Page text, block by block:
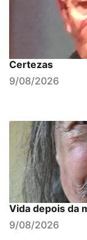
Certezas
9/08/2026
Vida depois da
9/08/2026